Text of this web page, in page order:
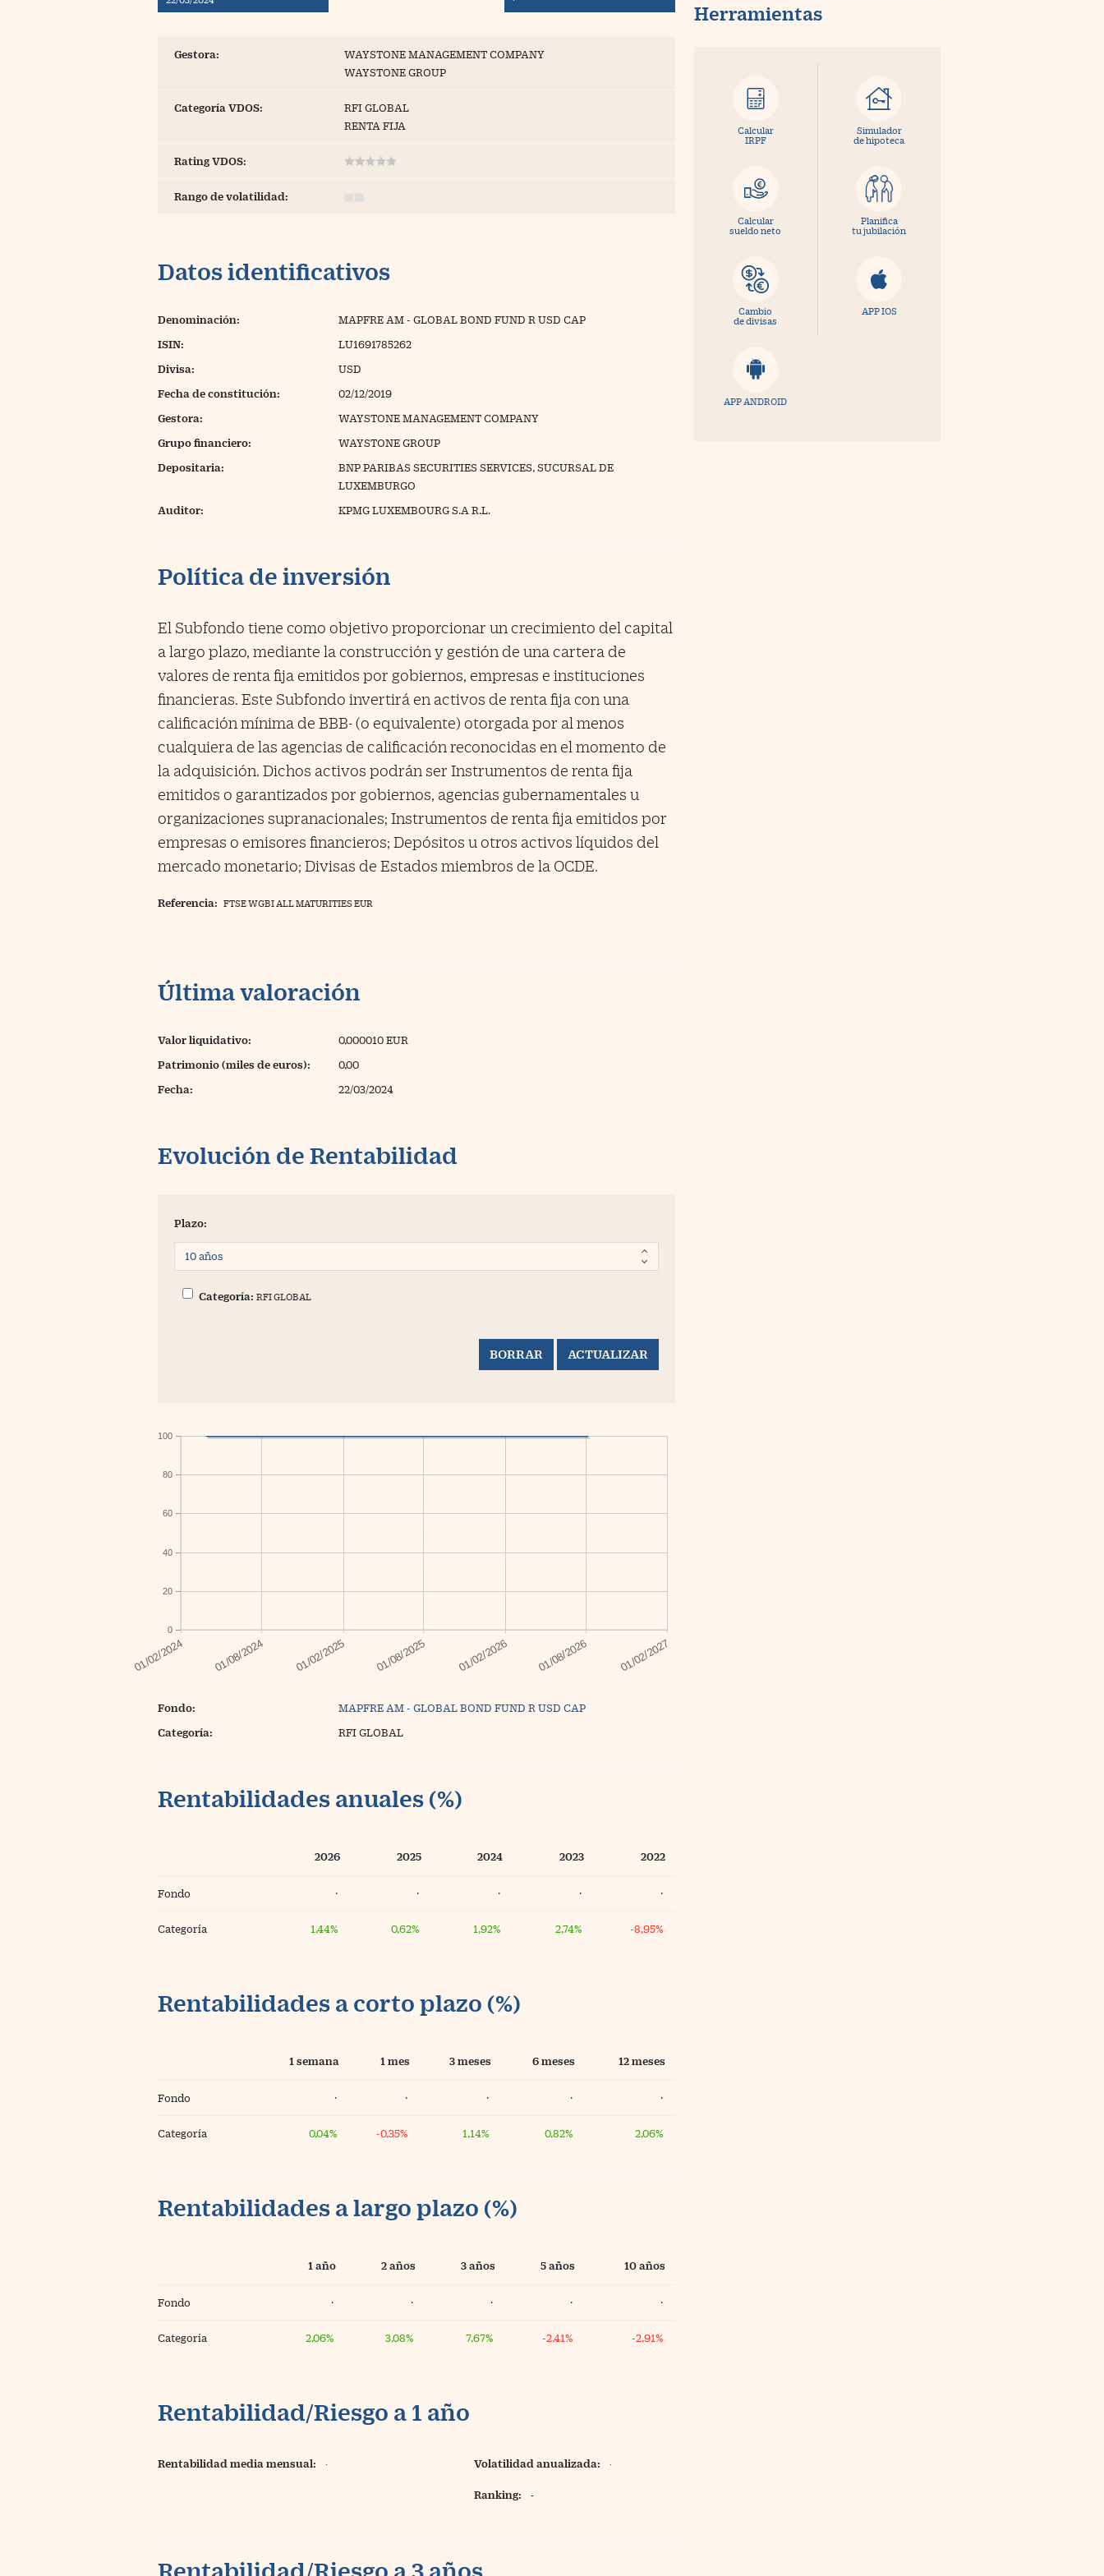
Blogs
Gestora:
WAYSTONE MANAGEMENT COMPANY
WAYSTONE GROUP
Categoría VDOS:
RFI GLOBAL
RENTA FIJA
Rating VDOS:
Rango de volatilidad:
Datos identificativos
Denominación: MAPFRE AM - GLOBAL BOND FUND R USD CAP
ISIN: LU1691785262
Divisa: USD
Fecha de constitución: 02/12/2019
Gestora: WAYSTONE MANAGEMENT COMPANY
Grupo financiero: WAYSTONE GROUP
Depositaria:
BNP PARIBAS SECURITIES SERVICES, SUCURSAL DE
LUXEMBURGO
Auditor: KPMG LUXEMBOURG S.A R.L.
Política de inversión
El Subfondo tiene como objetivo proporcionar un crecimiento del capital
a largo plazo, mediante la construcción y gestión de una cartera de
valores de renta fija emitidos por gobiernos, empresas e instituciones
financieras. Este Subfondo invertirá en activos de renta fija con una
calificación mínima de BBB- (o equivalente) otorgada por al menos
cualquiera de las agencias de calificación reconocidas en el momento de
la adquisición. Dichos activos podrán ser Instrumentos de renta fija
emitidos o garantizados por gobiernos, agencias gubernamentales u
organizaciones supranacionales; Instrumentos de renta fija emitidos por
empresas o emisores financieros; Depósitos u otros activos líquidos del
mercado monetario; Divisas de Estados miembros de la OCDE.
Referencia: FTSE WGBI ALL MATURITIES EUR
Última valoración
Valor liquidativo: 0,000010 EUR
Patrimonio (miles de euros): 0,00
Fecha: 22/03/2024
Evolución de Rentabilidad
Plazo:
Categoría: RFI GLOBAL
0
20
40
60
80
100
Fondo: MAPFRE AM - GLOBAL BOND FUND R USD CAP
Categoría: RFI GLOBAL
Rentabilidades anuales (%)
2026 2025 2024 2023 2022
Fondo · · · · ·
Categoría 1,44% 0,62% 1,92% 2,74% -8,95%
Rentabilidades a corto plazo (%)
1 semana 1 mes 3 meses 6 meses 12 meses
Fondo · · · · ·
Categoría 0,04% -0,35% 1,14% 0,82% 2,06%
Rentabilidades a largo plazo (%)
1 año 2 años 3 años 5 años 10 años
Fondo · · · · ·
Categoría 2,06% 3,08% 7,67% -2,41% -2,91%
Rentabilidad/Riesgo a 1 año
Rentabilidad media mensual: · Volatilidad anualizada: ·
Ranking: -
Rentabilidad/Riesgo a 3 años
Herramientas
Calcular
IRPF
Simulador
de hipoteca
Calcular
sueldo neto
Planifica
tu jubilación
Cambio
de divisas
APP IOS
APP ANDROID